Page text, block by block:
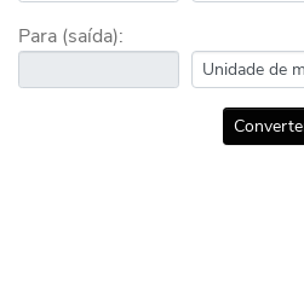
Para (saída):